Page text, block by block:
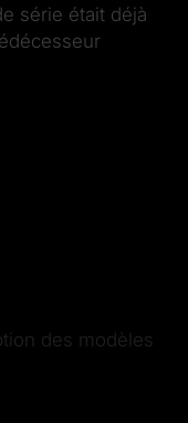
série était déjà
des modèles